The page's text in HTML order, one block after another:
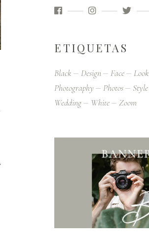
ETIQUETAS
Black Design Face Look
Photography
Photos Style
Wedding
White Zoom